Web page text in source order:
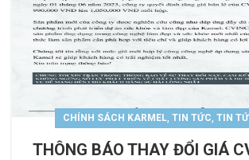
CHÍNH SÁCH KARMEL, TIN TỨC, TIN
THÔNG BÁO THAY ĐỔI GIÁ